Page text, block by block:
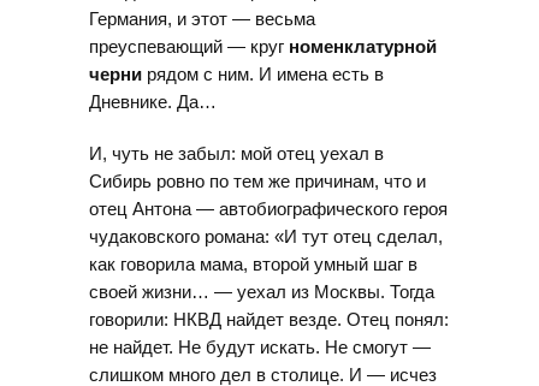
Германия, и этот — весьма
преуспевающий — круг номенклатурной
черни рядом с ним. И имена есть в
Дневнике. Да…
И, чуть не забыл: мой отец уехал в
Сибирь ровно по тем же причинам, что и
отец Антона — автобиографического героя
чудаковского романа: «И тут отец сделал,
как говорила мама, второй умный шаг в
своей жизни… — уехал из Москвы. Тогда
говорили: НКВД найдет везде. Отец понял:
не найдет. Не будут искать. Не смогут —
слишком много дел в столице. И — исчез